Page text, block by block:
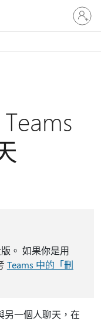
登
入
您
。 如果你是用
Teams 中的「刪
另一個人聊天，在